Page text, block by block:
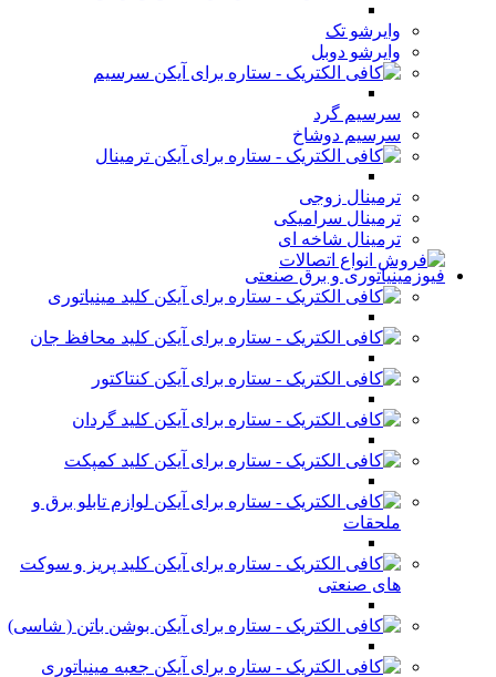
وایرشو تک
وایرشو دوبل
سرسیم
سرسیم گرد
سرسیم دوشاخ
ترمینال
ترمینال زوجی
ترمینال سرامیکی
ترمینال شاخه ای
فیوزمینیاتوری و برق صنعتی
کلید مینیاتوری
کلید محافظ جان
کنتاکتور
کلید گردان
کلید کمپکت
لوازم تابلو برق و
ملحقات
کلید پریز و سوکت
های صنعتی
بوشن باتن ( شاسی)
جعبه مینیاتوری